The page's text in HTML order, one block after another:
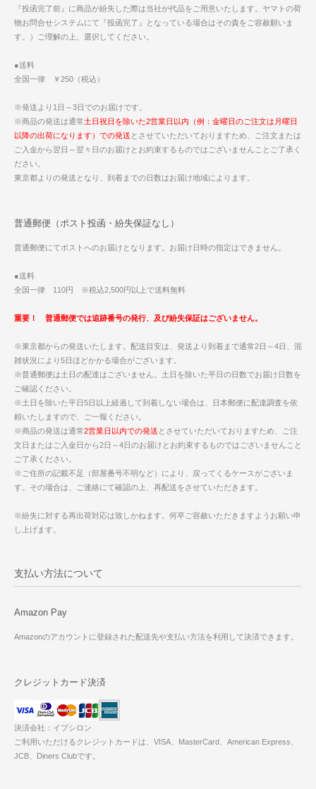
『投函完了前』に商品が紛失した際は当社が代品をご用意いたします。ヤマトの荷
物お問合せシステムにて『投函完了』となっている場合はその責をご容赦願いま
す。）ご理解の上、選択してください。
●送料
全国一律 ￥250（税込）
※発送より1日～3日でのお届けです。
※商品の発送は通常土日祝日を除いた2営業日以内（例：金曜日のご注文は月曜日
以降の出荷になります）での発送 とさせていただいておりますため、ご注文または
ご入金から翌日～翌々日のお届けとお約束するものではございませんことご了承く
ださい。
東京都よりの発送となり、到着までの日数はお届け地域によります。
普通郵便（ポスト投函・紛失保証なし）
普通郵便にてポストへのお届けとなります。お届け日時の指定はできません。
●送料
全国一律 110円 ※税込2,500円以上で送料無料
重要！ 普通郵便では追跡番号の発行、及び紛失保証はございません。
※東京都からの発送いたします。配送目安は、発送より到着まで通常2日～4日、混
雑状況により5日ほどかかる場合がございます。
※普通郵便は土日の配達はございません。土日を除いた平日の日数でお届け日数を
ご確認ください。
※土日を除いた平日5日以上経過して到着しない場合は、日本郵便に配達調査を依
頼いたしますので、ご一報ください。
※商品の発送は通常2営業日以内での発送 とさせていただいておりますため、ご注
文日またはご入金日から2日～4日のお届けとお約束するものではございませんこと
ご了承ください。
※ご住所の記載不足（部屋番号不明など）により、戻ってくるケースがございま
す。その場合は、ご連絡にて確認の上、再配送をさせていただきます。
※紛失に対する再出荷対応は致しかねます。何卒ご容赦いただきますようお願い申
し上げます。
支払い方法について
Amazon Pay
Amazonのアカウントに登録された配送先や支払い方法を利用して決済できます。
クレジットカード決済
決済会社：イプシロン
ご利用いただけるクレジットカードは、VISA、MasterCard、American Express、
JCB、Diners Clubです。